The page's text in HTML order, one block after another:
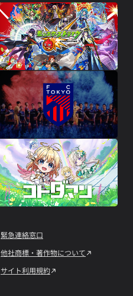
緊急連絡窓口
他社商標・著作物について
サイト利用規約